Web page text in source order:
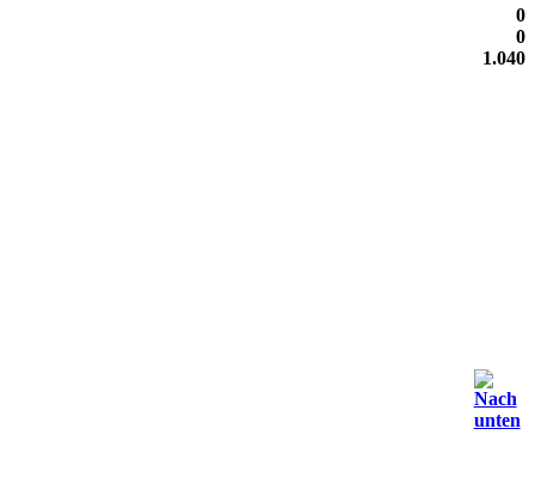
0
0
1.040